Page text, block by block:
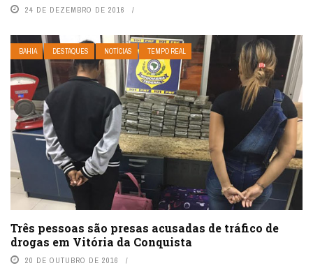
24 DE DEZEMBRO DE 2016
BAHIA DESTAQUES NOTÍCIAS TEMPO REAL
Três pessoas são presas acusadas de tráfico de
drogas em Vitória da Conquista
20 DE OUTUBRO DE 2016